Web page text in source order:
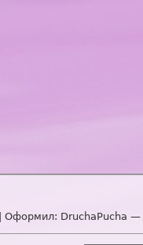
| Оформил: DruchaPucha —